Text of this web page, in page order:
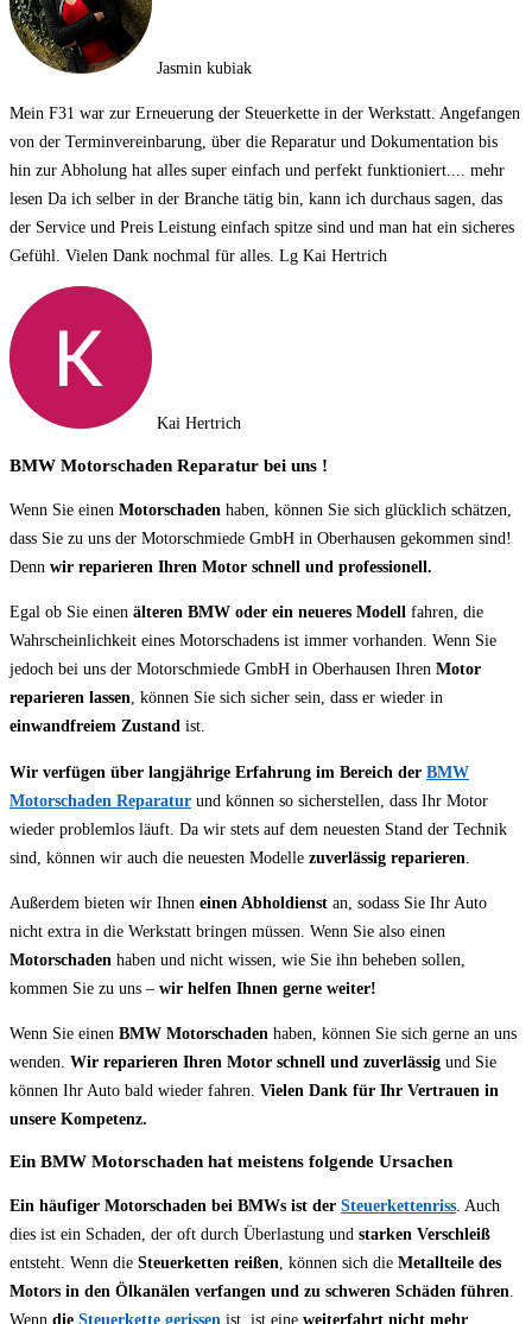
Jasmin kubiak
Mein F31 war zur Erneuerung der Steuerkette in der Werkstatt. Angefangen
von der Terminvereinbarung, über die Reparatur und Dokumentation bis
hin zur Abholung hat alles super einfach und perfekt funktioniert.
... mehr
lesen Da ich selber in der Branche tätig bin, kann ich durchaus sagen, das
der Service und Preis Leistung einfach spitze sind und man hat ein sicheres
Gefühl. Vielen Dank nochmal für alles. Lg Kai Hertrich
Kai Hertrich
BMW Motorschaden Reparatur bei uns !
Wenn Sie einen Motorschaden haben, können Sie sich glücklich schätzen,
dass Sie zu uns der Motorschmiede GmbH in Oberhausen gekommen sind!
Denn wir reparieren Ihren Motor schnell und professionell.
Egal ob Sie einen älteren BMW oder ein neueres Modell fahren, die
Wahrscheinlichkeit eines Motorschadens ist immer vorhanden. Wenn Sie
jedoch bei uns der Motorschmiede GmbH in Oberhausen Ihren Motor
reparieren lassen, können Sie sich sicher sein, dass er wieder in
einwandfreiem Zustand ist.
Wir verfügen über langjährige Erfahrung im Bereich der BMW
Motorschaden Reparatur und können so sicherstellen, dass Ihr Motor
wieder problemlos läuft. Da wir stets auf dem neuesten Stand der Technik
sind, können wir auch die neuesten Modelle zuverlässig reparieren
Außerdem bieten wir Ihnen einen Abholdienst an, sodass Sie Ihr Auto
nicht extra in die Werkstatt bringen müssen. Wenn Sie also einen
Motorschaden haben und nicht wissen, wie Sie ihn beheben sollen,
kommen Sie zu uns – wir helfen Ihnen gerne weiter!
Wenn Sie einen BMW Motorschaden haben, können Sie sich gerne an uns
wenden. Wir reparieren Ihren Motor schnell und zuverlässig und Sie
können Ihr Auto bald wieder fahren. Vielen Dank für Ihr Vertrauen in
unsere Kompetenz.
Ein BMW Motorschaden hat meistens folgende Ursachen
Ein häufiger Motorschaden bei BMWs ist der Steuerkettenriss . Auch
dies ist ein Schaden, der oft durch Überlastung und starken Verschleiß
entsteht. Wenn die Steuerketten reißen , können sich die Metallteile des
Motors in den Ölkanälen verfangen und zu schweren Schäden führen
Wenn die Steuerkette gerissen ist, ist eine weiterfahrt nicht mehr